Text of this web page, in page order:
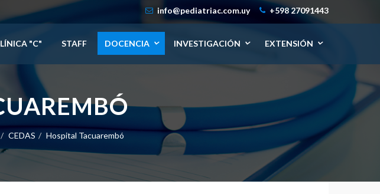
info@pediatriac.com.uy +598 27091443
"C" STAFF DOCENCIA INVESTIGACIÓN EXTENSIÓN
CEDAS Hospital Tacuarembó